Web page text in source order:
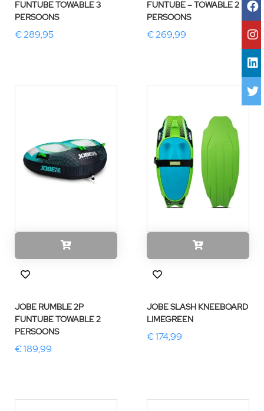
FUNTUBE TOWABLE 3
PERSOONS
€ 289,95
FUNTUBE – TOWABLE 2
PERSOONS
€ 269,99
JOBE RUMBLE 2P
FUNTUBE TOWABLE 2
PERSOONS
€ 189,99
JOBE SLASH KNEEBOARD
LIMEGREEN
€ 174,99